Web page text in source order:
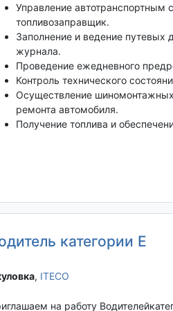
Управление автотранспортным
топливозаправщик.
Заполнение и ведение путевых
журнала.
Проведение ежедневного
Контроль технического
Осуществление
ремонта автомобиля.
Получение топлива и
категории Е
, ITECO
на работу